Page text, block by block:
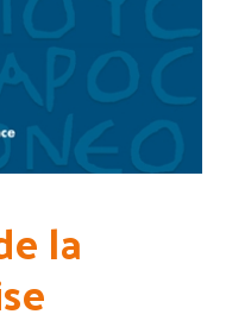
la